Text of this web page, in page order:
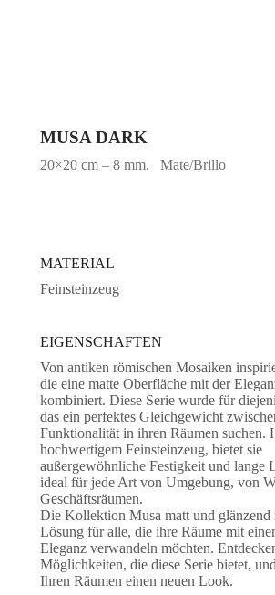
MUSA DARK
20×20 cm – 8 mm. Mate/Brillo
MATERIAL
Feinsteinzeug
EIGENSCHAFTEN
Von antiken römischen Mosaiken
die eine matte Oberfläche mit der
kombiniert. Diese Serie wurde für
das ein perfektes Gleichgewicht
Funktionalität in ihren Räumen suchen.
hochwertigem Feinsteinzeug, bietet sie
außergewöhnliche Festigkeit und lange
ideal für jede Art von Umgebung, von
Geschäftsräumen.
Die Kollektion Musa matt und glänzend
Lösung für alle, die ihre Räume mit
Eleganz verwandeln möchten.
Möglichkeiten, die diese Serie bietet, und
Ihren Räumen einen neuen Look.